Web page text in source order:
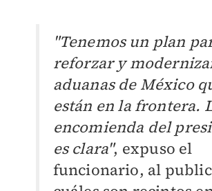
"Tenemos un plan
reforzar y
aduanas de México
están en la frontera.
encomienda del
es clara", expuso el
funcionario, al